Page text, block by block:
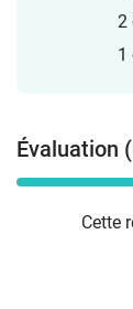
2
1
Évaluation
Cette